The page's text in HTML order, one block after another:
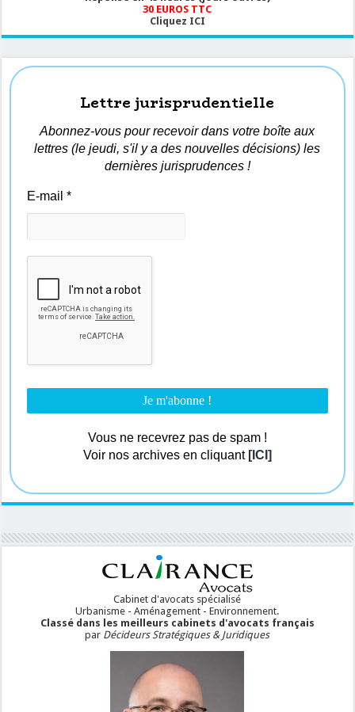
30 EUROS TTC
Cliquez ICI
Lettre jurisprudentielle
Abonnez-vous pour recevoir dans votre boîte aux
lettres (le jeudi, s'il y a des nouvelles décisions) les
dernières jurisprudences !
E-mail*
Vous ne recevrez pas de spam !
Voir nos archives en cliquant [ICI]
Cabinet d'avocats spécialisé
Urbanisme - Aménagement - Environnement.
Classé dans les meilleurs cabinets d'avocats français
par Décideurs Stratégiques & Juridiques